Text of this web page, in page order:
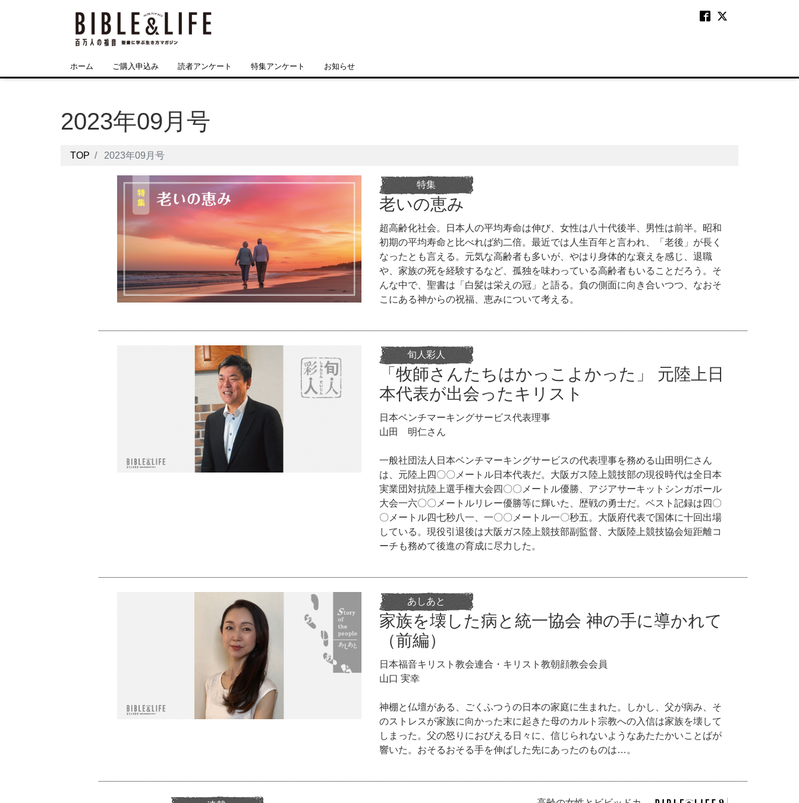
ホーム ご購入申込み 読者アンケート 特集アンケート お知らせ
2023年09月号
TOP 2023年09月号
特集
老いの恵み
超高齢化社会。日本人の平均寿命は伸び、女性は八十代後半、男性は前半。昭和
初期の平均寿命と比べれば約二倍。最近では人生百年と言われ、「老後」が長く
なったとも言える。元気な高齢者も多いが、やはり身体的な衰えを感じ、退職
や、家族の死を経験するなど、孤独を味わっている高齢者もいることだろう。そ
んな中で、聖書は「白髪は栄えの冠」と語る。負の側面に向き合いつつ、なおそ
こにある神からの祝福、恵みについて考える。
旬人彩人
「牧師さんたちはかっこよかった」 元陸上日
本代表が出会ったキリスト
日本ベンチマーキングサービス代表理事
山田 明仁さん
一般社団法人日本ベンチマーキングサービスの代表理事を務める山田明仁さん
は、元陸上四〇〇メートル日本代表だ。大阪ガス陸上競技部の現役時代は全日本
実業団対抗陸上選手権大会四〇〇メートル優勝、アジアサーキットシンガポール
大会一六〇〇メートルリレー優勝等に輝いた、歴戦の勇士だ。ベスト記録は四〇
〇メートル四七秒八一、一〇〇メートル一〇秒五。大阪府代表で国体に十回出場
している。現役引退後は大阪ガス陸上競技部副監督、大阪陸上競技協会短距離コ
ーチも務めて後進の育成に尽力した。
あしあと
家族を壊した病と統一協会 神の手に導かれて
（前編）
日本福音キリスト教会連合・キリスト教朝顔教会会員
山口 実幸
神棚と仏壇がある、ごくふつうの日本の家庭に生まれた。しかし、父が病み、そ
のストレスが家族に向かった末に起きた母のカルト宗教への入信は家族を壊して
しまった。父の怒りにおびえる日々に、信じられないようなあたたかいことばが
響いた。おそるおそる手を伸ばした先にあったのものは…。